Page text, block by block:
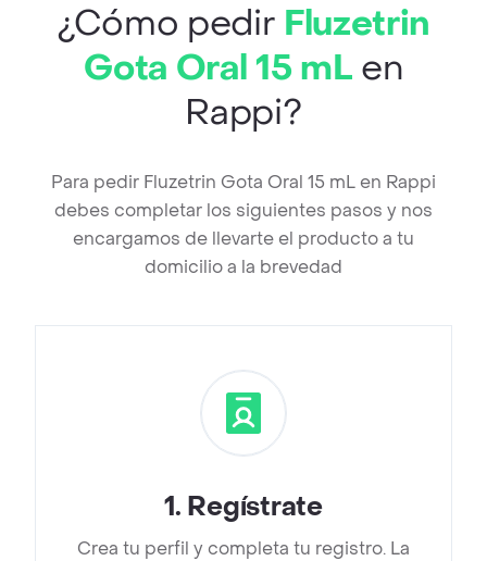
¿Cómo pedir Fluzetrin
Gota Oral 15 mL en
Rappi?
Para pedir Fluzetrin Gota Oral 15 mL en Rappi
debes completar los siguientes pasos y nos
encargamos de llevarte el producto a tu
domicilio a la brevedad
1. Regístrate
Crea tu perfil y completa tu registro. La